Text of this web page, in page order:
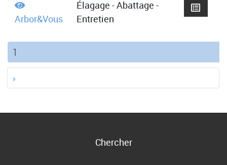
Arbor&Vous
Élagage - Abattage -
Entretien
1
»
Chercher